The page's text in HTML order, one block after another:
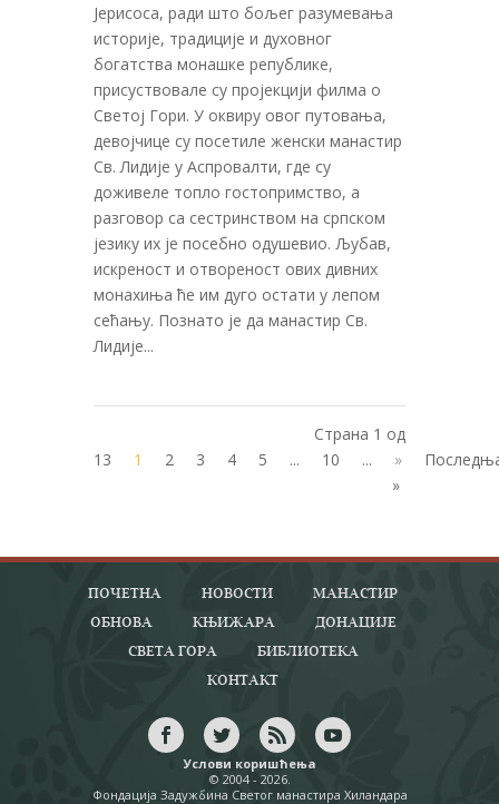
Јерисоса, ради што бољег разумевања
историје, традиције и духовног
богатства монашке републике,
присуствовале су пројекцији филма о
Светој Гори. У оквиру овог путовања,
девојчице су посетиле женски манастир
Св. Лидије у Аспровалти, где су
доживеле топло гостопримство, а
разговор са сестринством на српском
језику их је посебно одушевио. Љубав,
искреност и отвореност ових дивних
монахиња ће им дуго остати у лепом
сећању. Познато је да манастир Св.
Лидије...
Страна 1 од
13
1 2 3 4 5 ... 10 ... »
»
ПОЧЕТНА НОВОСТИ
МАНАСТИР
ОБНОВА
КЊИЖАРА
ДОНАЦИЈЕ
СВЕТА ГОРА
БИБЛИОТЕКА
КОНТАКТ
Услови коришћења
© 2004 - 2026.
Фондација Задужбина Светог манастира Хиландара